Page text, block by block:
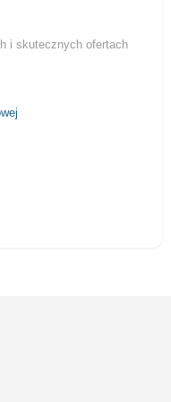
i skutecznych ofertach